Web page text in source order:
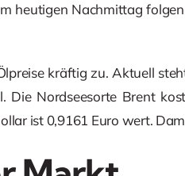
heutigen Nachmittag
kräftig zu. Aktuell
Die Nordseesorte Brent
ist 0,9161 Euro wert.